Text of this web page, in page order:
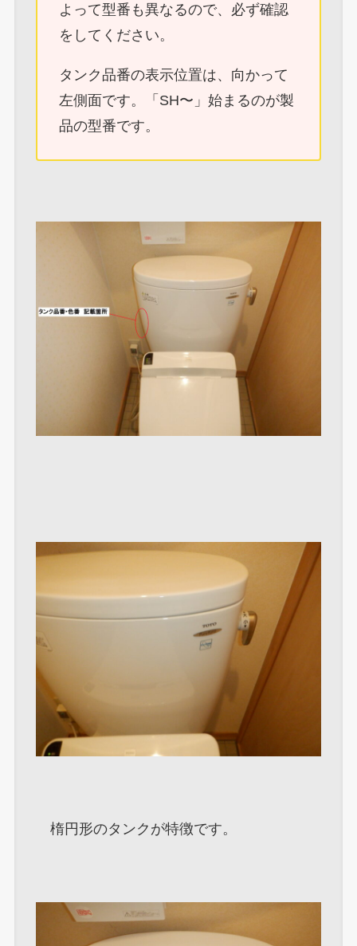
よって型番も異なるので、必ず確認
をしてください。
タンク品番の表示位置は、向かって
左側面です。「SH〜」始まるのが製
品の型番です。
楕円形のタンクが特徴です。